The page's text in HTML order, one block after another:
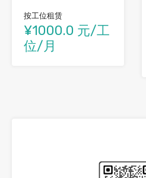
按工位租赁
¥1000.0 元/工
位/月